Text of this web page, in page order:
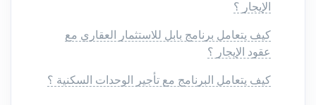
الإيجار ؟
كيف يتعامل برنامج بابل للاستثمار العقاري مع
عقود الإيجار ؟
كيف يتعامل البرنامج مع تأجير الوحدات السكنية ؟